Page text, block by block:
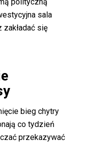
sala
się
bieg chytry
co tydzień
przekazywać